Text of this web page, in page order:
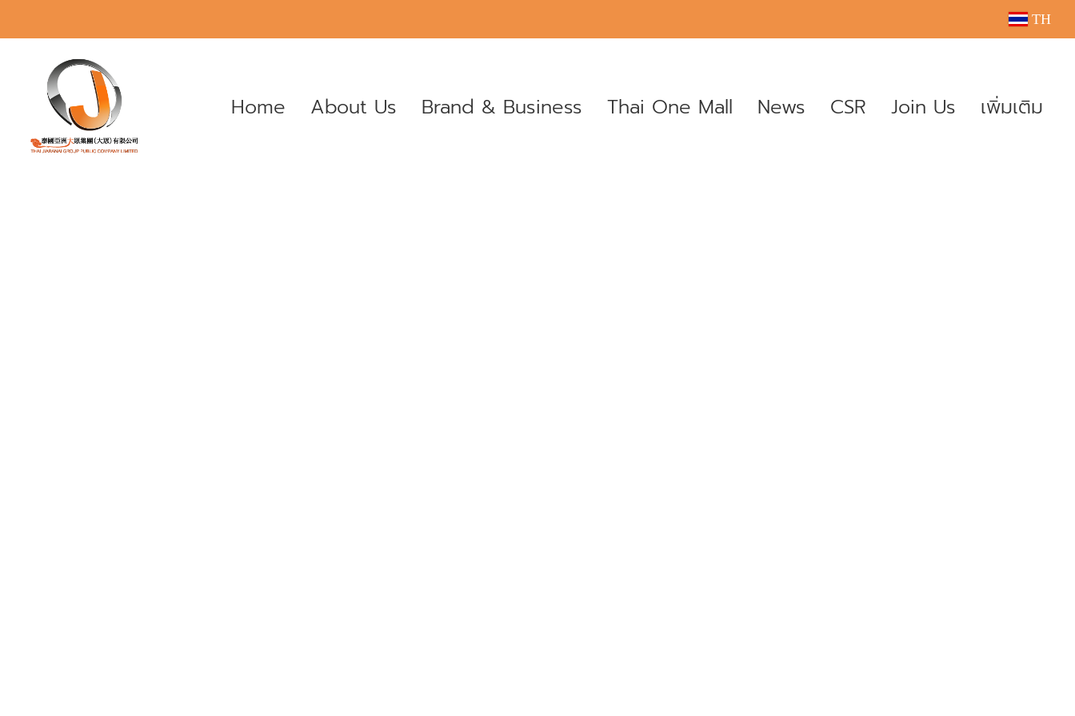
TH
Home About Us Brand & Business Thai One Mall News CSR Join Us เพิ่มเติม